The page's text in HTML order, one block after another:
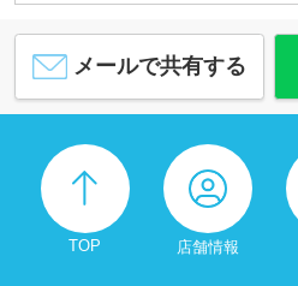
メールで共有する
TOP 店舗情報